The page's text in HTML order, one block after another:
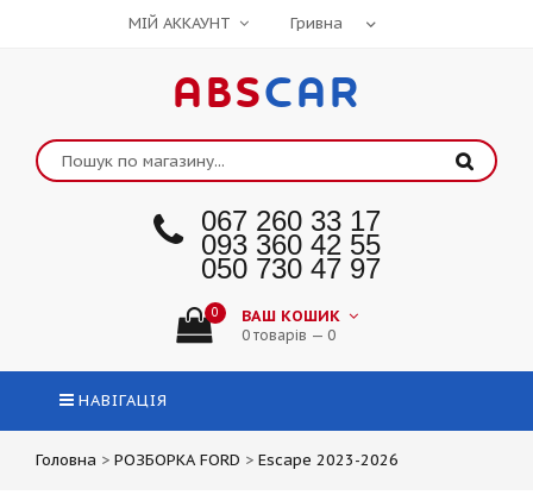
МІЙ АККАУНТ
ABSCAR
067 260 33 17
093 360 42 55
050 730 47 97
0 ВАШ КОШИК
0 товарів — 0
НАВІГАЦІЯ
Головна > РОЗБОРКА FORD > Escape 2023-2026